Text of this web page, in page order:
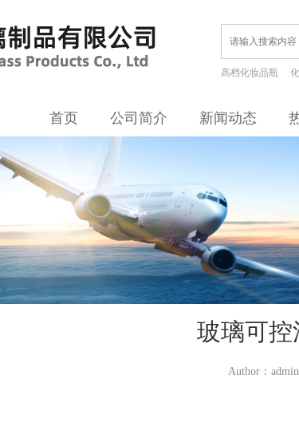
高档化妆品瓶
首页 公司简介 新闻动态
玻璃可控
Author：